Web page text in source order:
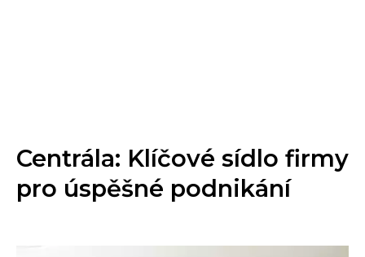
Centrála: Klíčové sídlo firmy
pro úspěšné podnikání